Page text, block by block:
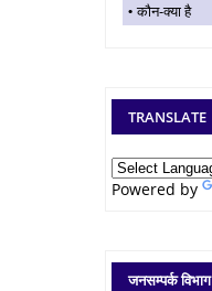
कौन-क्या है
TRANSLATE
Powered by
जनसम्पर्क विभाग